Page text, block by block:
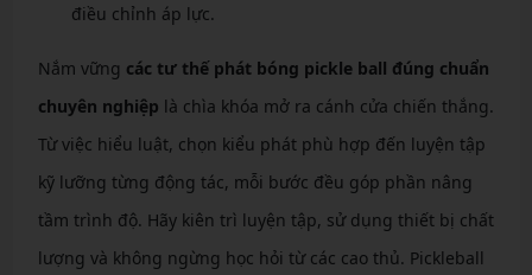
điều chỉnh áp lực.
Nắm vững các tư thế phát bóng pickle ball đúng chuẩn
chuyên nghiệp là chìa khóa mở ra cánh cửa chiến thắng.
Từ việc hiểu luật, chọn kiểu phát phù hợp đến luyện tập
kỹ lưỡng từng động tác, mỗi bước đều góp phần nâng
tầm trình độ. Hãy kiên trì luyện tập, sử dụng thiết bị chất
lượng và không ngừng học hỏi từ các cao thủ. Pickleball